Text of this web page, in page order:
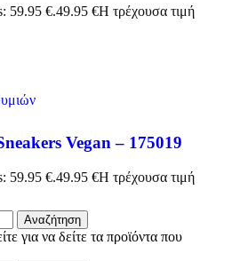
59.95 €.49.95 €Η τρέχουσα τιμή
Vegan – 175019
59.95 €.49.95 €Η τρέχουσα τιμή
Αναζήτηση
για να δείτε τα προϊόντα που